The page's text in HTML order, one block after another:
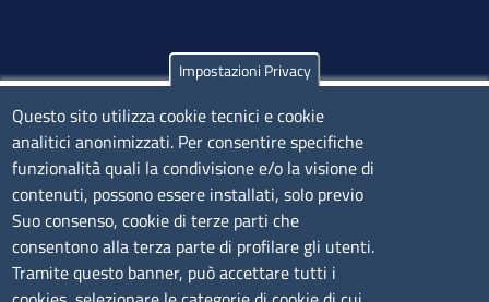
Olbia
Via Nanni 43 - 07026 Olbia
Tel. 0789 66122 | 0789 69580
mail:ufficio.olbia@ss.camcom.it
lunedì al venerdì: 9,00 - 12,00; lunedì pomeriggio: 16,00
- 17,00
Impostazioni Privacy
Questo sito utilizza cookie tecnici e cookie
analitici anonimizzati. Per consentire specifiche
funzionalità quali la condivisione e/o la visione di
contenuti, possono essere installati, solo previo
Suo consenso, cookie di terze parti che
consentono alla terza parte di profilare gli utenti.
Tramite questo banner, può accettare tutti i